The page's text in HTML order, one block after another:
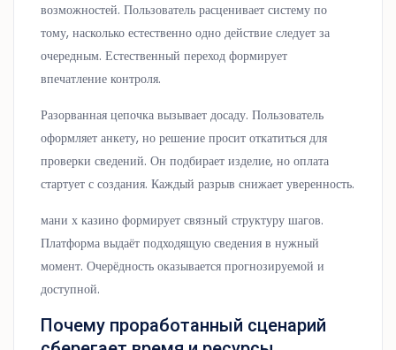
возможностей. Пользователь расценивает систему по
тому, насколько естественно одно действие следует за
очередным. Естественный переход формирует
впечатление контроля.
Разорванная цепочка вызывает досаду. Пользователь
оформляет анкету, но решение просит откатиться для
проверки сведений. Он подбирает изделие, но оплата
стартует с создания. Каждый разрыв снижает уверенность.
мани х казино формирует связный структуру шагов.
Платформа выдаёт подходящую сведения в нужный
момент. Очерёдность оказывается прогнозируемой и
доступной.
Почему проработанный сценарий